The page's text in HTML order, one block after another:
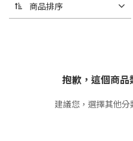
商品排序
抱歉，這個商
建議您，選擇其他